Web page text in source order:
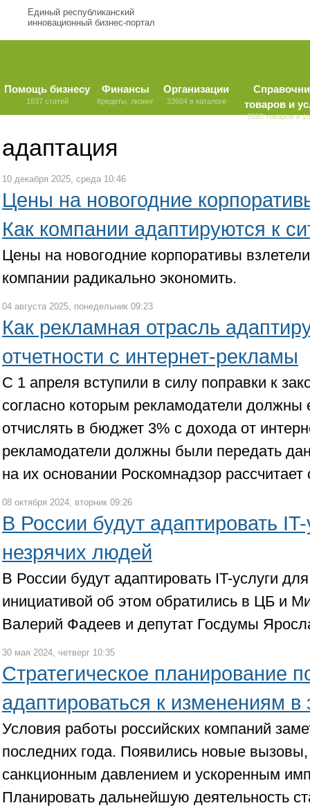
Единый республиканский
инновационный бизнес-портал
Помощь бизнесу
1837 статей
Финансы
Кредиты, лизинг
Организации
33604 в каталоге
товаров и
9580 товаров и
адаптация
10 декабря 2025, среда 10:46
Цены на новогодние
Как компании адаптируются к
Цены на новогодние корпоративы
компании радикально экономить.
04 августа 2025, понедельник 09:23
Как рекламная отрасль
отчетности с интернет-рекламы
С 1 апреля вступили в силу поправки к
согласно которым рекламодатели должны
отчислять в бюджет 3% с дохода от
рекламодатели должны были передать
на их основании Роскомнадзор рассчитает
08 октября 2024, вторник 09:26
В России будут адаптировать
незрячих людей
В России будут адаптировать IT-услуги
инициативой об этом обратились в ЦБ и
Валерий Фадеев и депутат Госдумы
30 мая 2024, четверг 10:35
Стратегическое планирование
адаптироваться к изменениям в
Условия работы российских компаний
последних года. Появились новые
санкционным давлением и ускоренным
Планировать дальнейшую деятельность